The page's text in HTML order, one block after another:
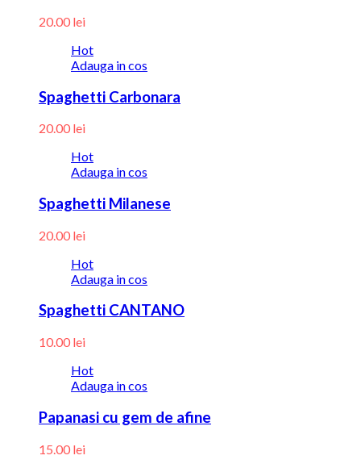
20.00 lei
Hot
Adauga in cos
Spaghetti Carbonara
20.00 lei
Hot
Adauga in cos
Spaghetti Milanese
20.00 lei
Hot
Adauga in cos
Spaghetti CANTANO
10.00 lei
Hot
Adauga in cos
Papanasi cu gem de afine
15.00 lei